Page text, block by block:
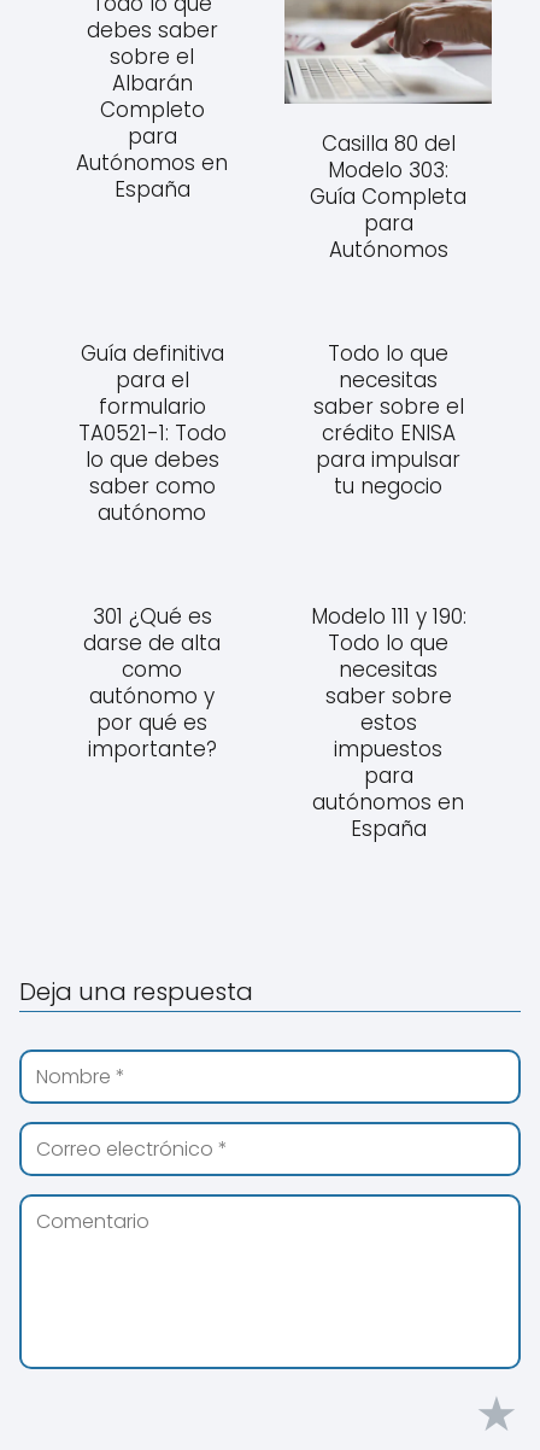
debes saber
sobre el
Albarán
Completo
para
Autónomos en
España
Casilla 80 del
Modelo 303:
Guía Completa
para
Autónomos
Guía definitiva
para el
formulario
TA0521-1: Todo
lo que debes
saber como
autónomo
Todo lo que
necesitas
saber sobre el
crédito ENISA
para impulsar
tu negocio
301 ¿Qué es
darse de alta
como
autónomo y
por qué es
importante?
Modelo 111 y 190:
Todo lo que
necesitas
saber sobre
estos
impuestos
para
autónomos en
España
Deja una respuesta
★